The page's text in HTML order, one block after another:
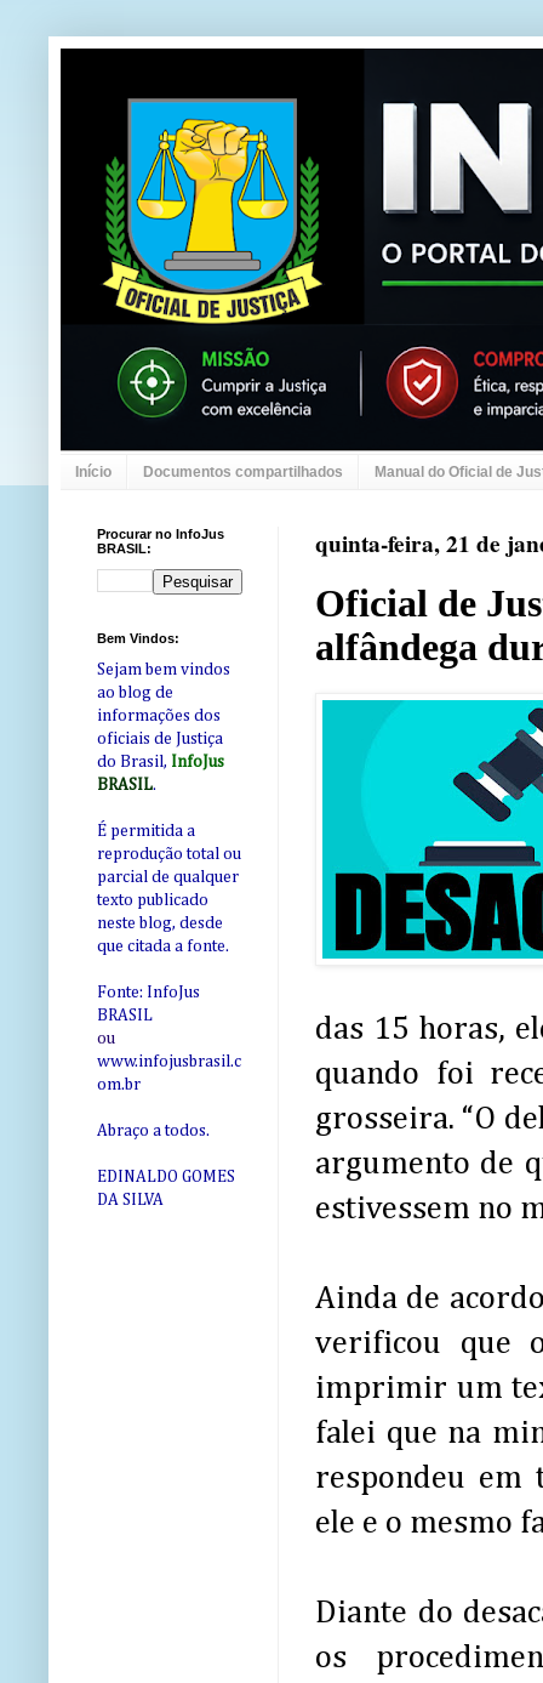
Início Documentos compartilhados Manual do Oficial de
quinta-feira, 21 de
Oficial de
alfândega
das 15 horas,
quando foi
grosseira. “O
argumento de
estivessem no
Ainda de
verificou que
imprimir um
falei que na
respondeu em
ele e o mesmo
Diante do
os
Procurar no InfoJus
BRASIL:
Bem Vindos:
Sejam bem vindos
ao blog de
informações dos
oficiais de Justiça
do Brasil, InfoJus
BRASIL.
É permitida a
reprodução total ou
parcial de qualquer
texto publicado
neste blog, desde
que citada a fonte.
Fonte: InfoJus
BRASIL
ou
www.infojusbrasil.c
om.br
Abraço a todos.
EDINALDO GOMES
DA SILVA